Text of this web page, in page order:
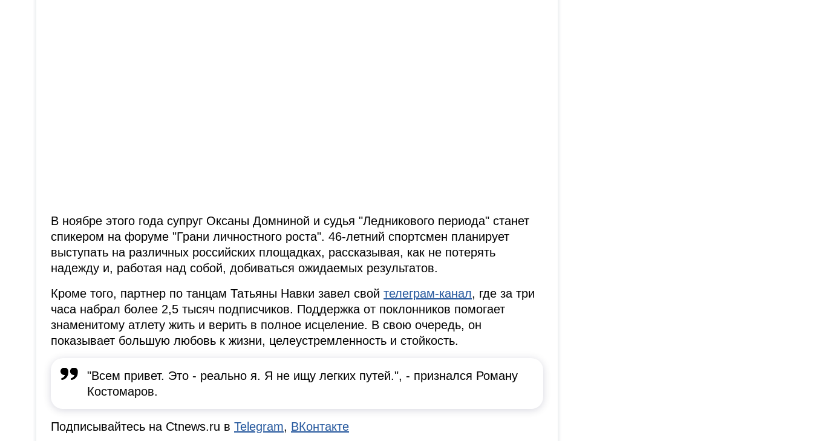
В ноябре этого года супруг Оксаны Домниной и судья "Ледникового периода" станет
спикером на форуме "Грани личностного роста". 46-летний спортсмен планирует
выступать на различных российских площадках, рассказывая, как не потерять
надежду и, работая над собой, добиваться ожидаемых результатов.
Кроме того, партнер по танцам Татьяны Навки завел свой телеграм-канал, где за три
часа набрал более 2,5 тысяч подписчиков. Поддержка от поклонников помогает
знаменитому атлету жить и верить в полное исцеление. В свою очередь, он
показывает большую любовь к жизни, целеустремленность и стойкость.
"Всем привет. Это - реально я. Я не ищу легких путей.", - признался Роману
Костомаров.
Подписывайтесь на Ctnews.ru в Telegram, ВКонтакте